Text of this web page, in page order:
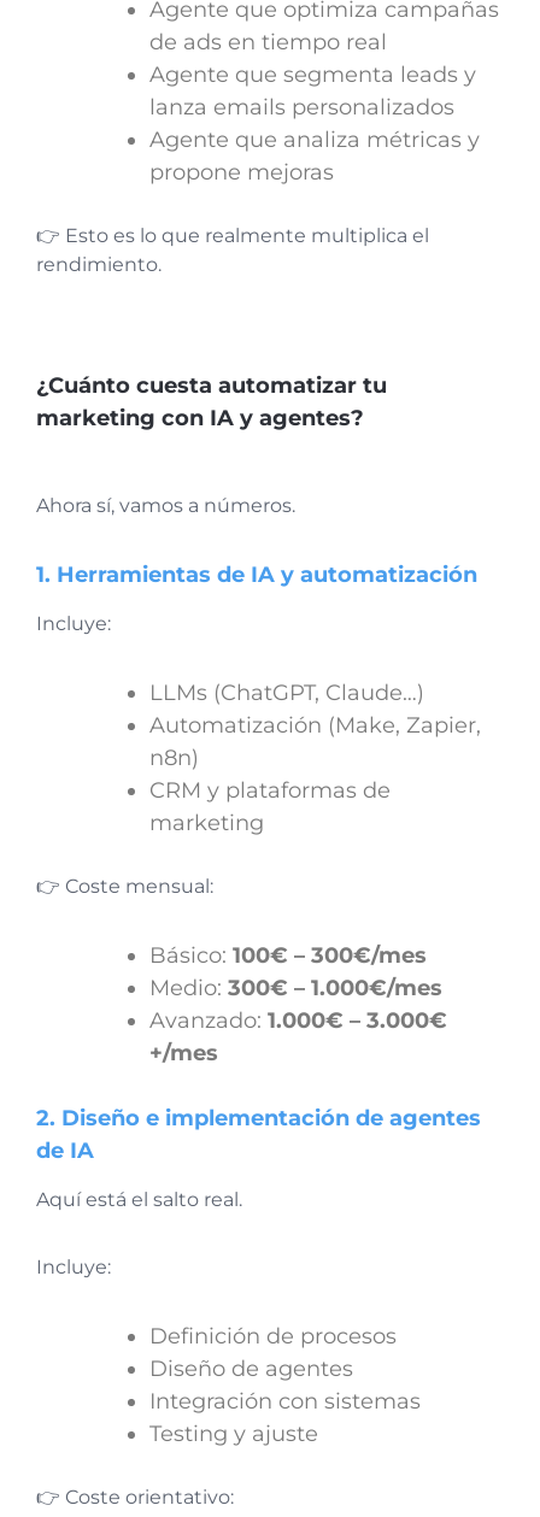
Agente que optimiza campañas
de ads en tiempo real
Agente que segmenta leads y
lanza emails personalizados
Agente que analiza métricas y
propone mejoras
👉 Esto es lo que realmente multiplica el
rendimiento.
¿Cuánto cuesta automatizar tu
marketing con IA y agentes?
Ahora sí, vamos a números.
1. Herramientas de IA y automatización
Incluye:
LLMs (ChatGPT, Claude…)
Automatización (Make, Zapier,
n8n)
CRM y plataformas de
marketing
👉 Coste mensual:
Básico: 100€ – 300€/mes
Medio: 300€ – 1.000€/mes
Avanzado: 1.000€ – 3.000€
+/mes
2. Diseño e implementación de agentes
de IA
Aquí está el salto real.
Incluye:
Definición de procesos
Diseño de agentes
Integración con sistemas
Testing y ajuste
👉 Coste orientativo: